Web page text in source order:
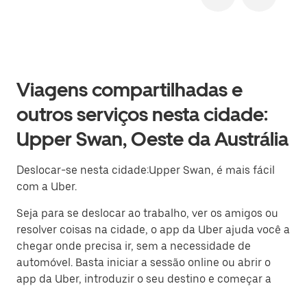
Viagens compartilhadas e
outros serviços nesta cidade:
Upper Swan, Oeste da Austrália
Deslocar-se nesta cidade:Upper Swan, é mais fácil
com a Uber.
Seja para se deslocar ao trabalho, ver os amigos ou
resolver coisas na cidade, o app da Uber ajuda você a
chegar onde precisa ir, sem a necessidade de
automóvel. Basta iniciar a sessão online ou abrir o
app da Uber, introduzir o seu destino e começar a